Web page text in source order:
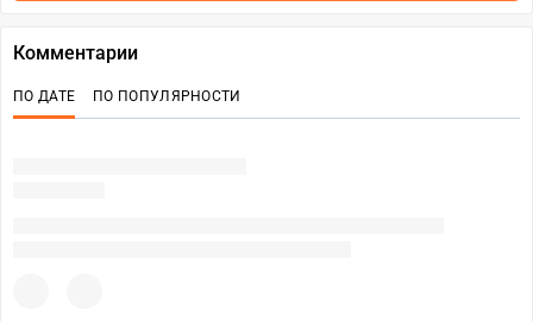
Комментарии
ПО ДАТЕ ПО ПОПУЛЯРНОСТИ